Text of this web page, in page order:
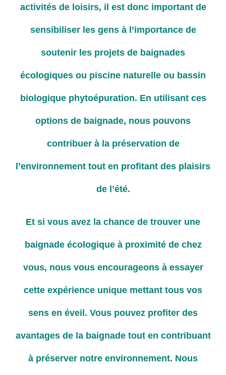
activités de loisirs, il est donc important de
sensibiliser les gens à l’importance de
soutenir les projets de baignades
écologiques ou piscine naturelle ou bassin
biologique phytoépuration. En utilisant ces
options de baignade, nous pouvons
contribuer à la préservation de
l’environnement tout en profitant des plaisirs
de l’été.
Et si vous avez la chance de trouver une
baignade écologique à proximité de chez
vous, nous vous encourageons à essayer
cette expérience unique mettant tous vos
sens en éveil. Vous pouvez profiter des
avantages de la baignade tout en contribuant
à préserver notre environnement. Nous